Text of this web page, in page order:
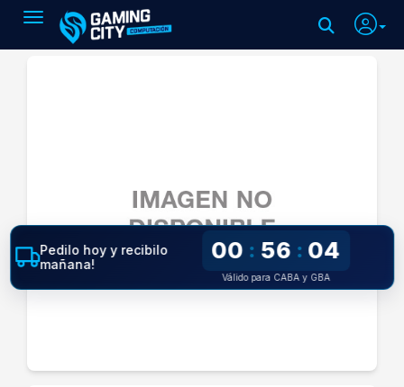
Toggle navigation
Pedilo hoy y recibilo
mañana!
00 : 56 : 04
Válido para CABA y GBA